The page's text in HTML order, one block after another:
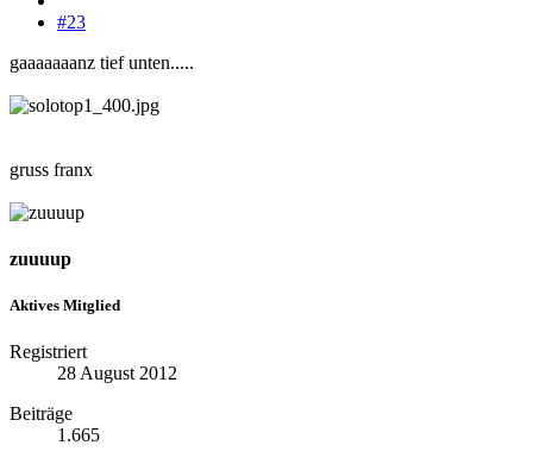
#23
gaaaaaaanz tief unten.....
gruss franx
zuuuup
Aktives Mitglied
Registriert
28 August 2012
Beiträge
1.665